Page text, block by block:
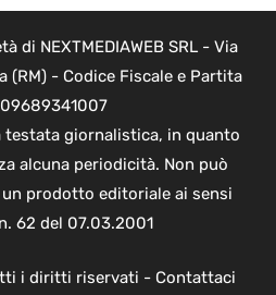
di NEXTMEDIAWEB SRL - Via
(RM) - Codice Fiscale e Partita
09689341007
giornalistica, in quanto
alcuna periodicità. Non può
prodotto editoriale ai sensi
62 del 07.03.2001
i diritti riservati - Contattaci